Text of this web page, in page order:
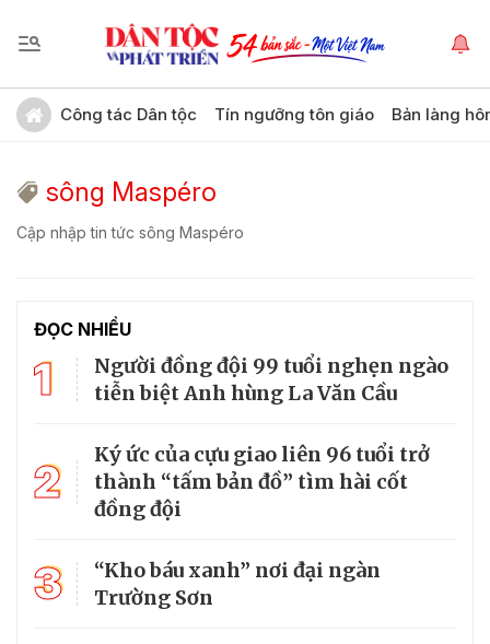
Công tác Dân tộc Tín ngưỡng tôn giáo Bản làng
sông Maspéro
Cập nhập tin tức sông Maspéro
ĐỌC NHIỀU
1
Người đồng đội 99 tuổi nghẹn ngào
tiễn biệt Anh hùng La Văn Cầu
2
Ký ức của cựu giao liên 96 tuổi trở
thành “tấm bản đồ” tìm hài cốt
đồng đội
3
“Kho báu xanh” nơi đại ngàn
Trường Sơn